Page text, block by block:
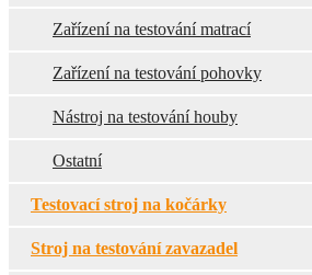
Zařízení na testování matrací
Zařízení na testování pohovky
Nástroj na testování houby
Ostatní
Testovací stroj na kočárky
Stroj na testování zavazadel